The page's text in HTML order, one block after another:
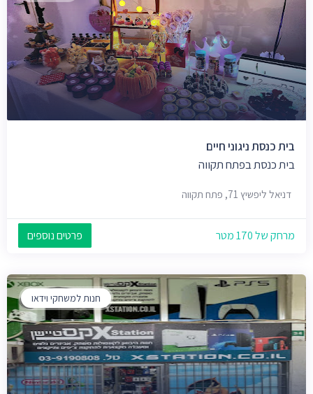
בית כנסת ניגוני חיים
בית כנסת בפתח תקווה
דניאל ליפשיץ 71, פתח תקווה
מרחק של 170 מטר פרטים נוספים
חנות למשחקי וידאו